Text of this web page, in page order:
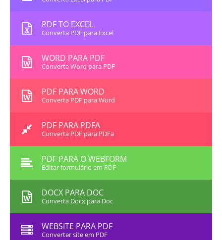
PDF TO EXCEL
Converta PDF para Excel
WORD PARA PDF
Converta Word para PDF
PDF PARA WORD
Converta PDF para Word
PDF PARA PDFA
Converta PDF para PDFa
PDF PARA O WEBFORM
Editar formulário em PDF
DOCX PARA DOC
Converta Docx para Doc
WEBSITE PARA PDF
Converter site em PDF